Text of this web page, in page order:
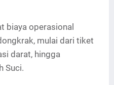
biaya operasional
mulai dari tiket
darat, hingga
Suci.